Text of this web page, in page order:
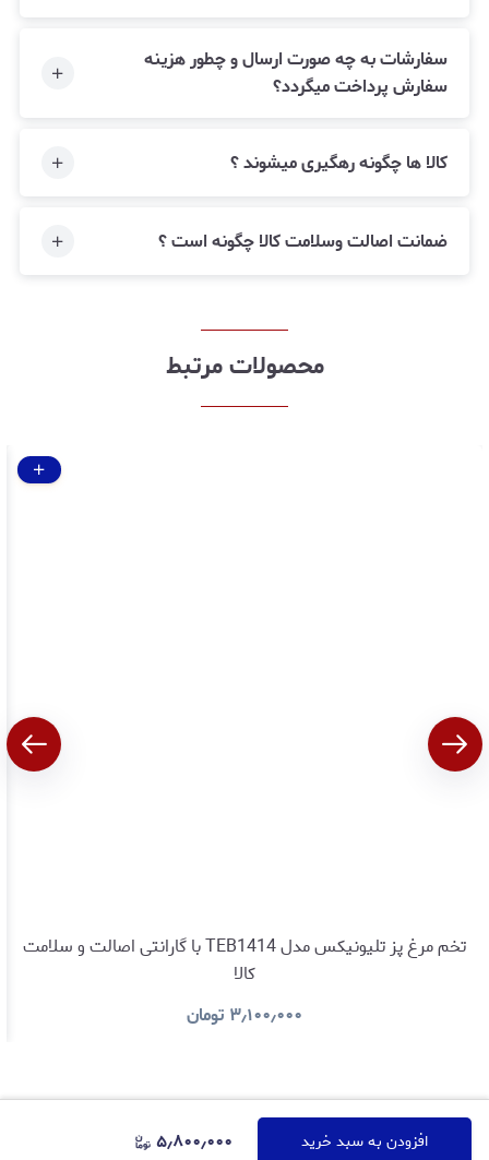
افزودن به سبد خرید ۵٫۸۰۰٫۰۰۰
سفارشات به چه صورت ارسال و چطور هزینه
سفارش پرداخت میگردد؟
کالا ها چگونه رهگیری میشوند ؟
ضمانت اصالت وسلامت کالا چگونه است ؟
محصولات مرتبط
تخم مرغ پز تلیونیکس مدل TEB1414 با گارانتی اصالت و سلامت
کالا
۳٫۱۰۰٫۰۰۰ تومان